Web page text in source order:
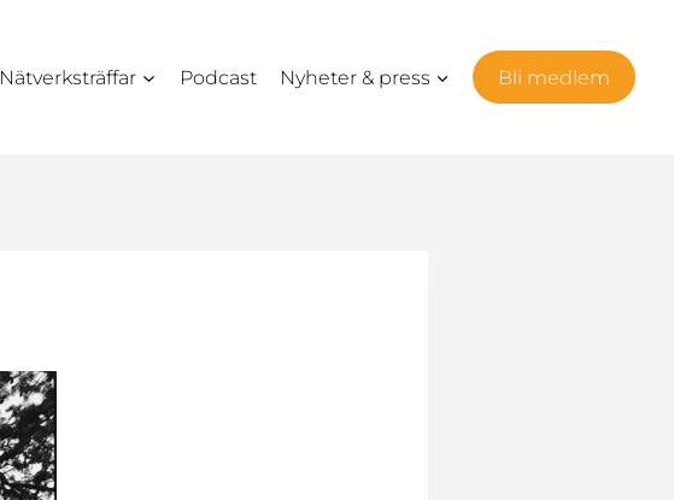
Nätverksträffar Podcast Nyheter & press Bli medlem